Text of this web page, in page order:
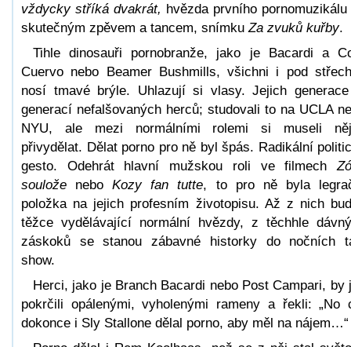
vždycky stříká dvakrát, hvězda prvního pornomuzikálu
skutečným zpěvem a tancem, snímku Za zvuků kuřby.
Tihle dinosauři pornobranže, jako je Bacardi a
Cuervo nebo Beamer Bushmills, všichni i pod
nosí tmavé brýle. Uhlazují si vlasy. Jejich
generací nefalšovaných herců; studovali to na UCLA
NYU, ale mezi normálními rolemi si museli
přivydělat. Dělat porno pro ně byl špás. Radikální
gesto. Odehrát hlavní mužskou roli ve filmech
soulože neboKozy fan tutte, to pro ně byla
položka na jejich profesním životopisu. Až z nich
těžce vydělávající normální hvězdy, z těchhle
záskoků se stanou zábavné historky do nočních
show.
Herci, jako je Branch Bacardi nebo Post Campari, by
pokrčili opálenými, vyholenými rameny a řekli: „No
dokonce i Sly Stallone dělal porno, aby měl na nájem…“